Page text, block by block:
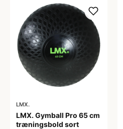
LMX.
LMX. Gymball Pro 65 cm
træningsbold sort